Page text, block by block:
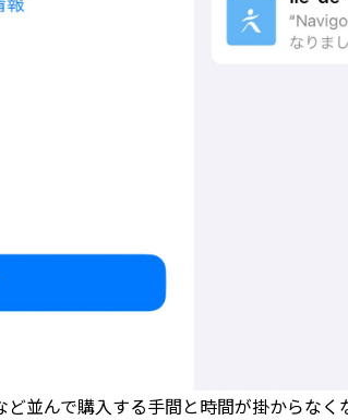
並んで購入する手間と時間が掛からな